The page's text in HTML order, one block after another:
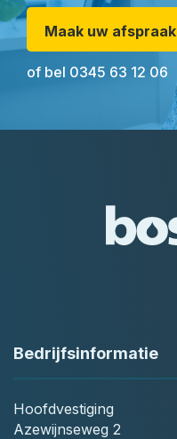
Maak uw afspraak
of bel 0345 63 12 06
Bedrijfsinformatie
Hoofdvestiging
Azewijnseweg 2